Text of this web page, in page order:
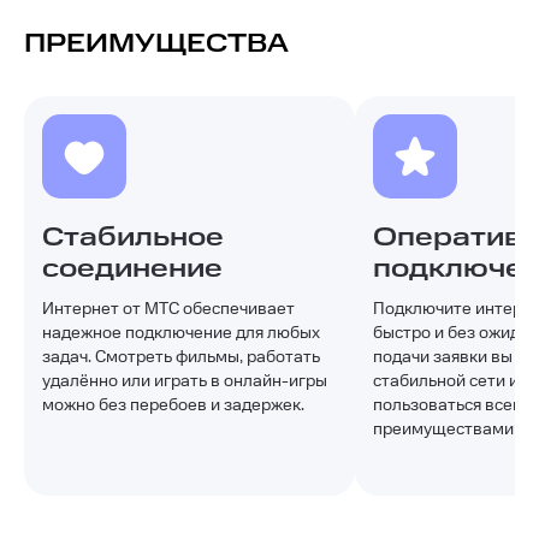
ПРЕИМУЩЕСТВА
Стабильное
соединение
Интернет от МТС обеспечивает
надежное подключение для любых
задач. Смотреть фильмы, работать
удалённо или играть в онлайн-игры
можно без перебоев и задержек.
Подключите
быстро и без
подачи заявки вы
стабильной сети и
пользоваться всеми
преимуществами